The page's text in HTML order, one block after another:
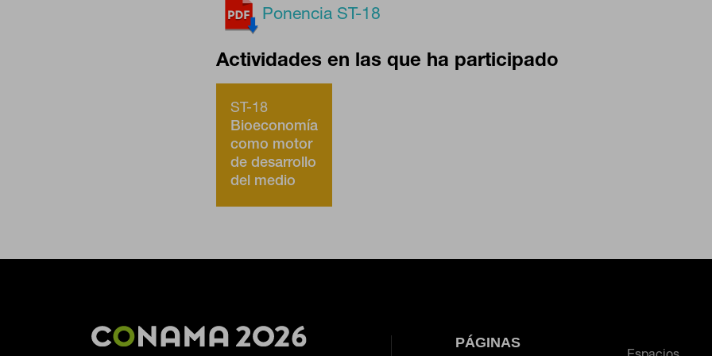
Ponencia ST-18
Actividades en las que ha participado
ST-18
Bioeconomía
como motor
de desarrollo
del medio
PÁGINAS
estas cookies es agregada y, por lo tanto, es anónima.
GUARDAR CONFIGURACIÓN
Puedes volver a configurar tus cookies desde la sección "Configuración de cookies" al pie de la página.